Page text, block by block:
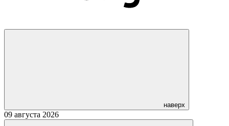
наверх
09 августа 2026